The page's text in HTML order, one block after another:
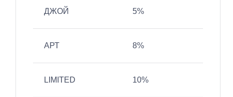
ДЖОЙ 5%
АРТ 8%
LIMITED 10%